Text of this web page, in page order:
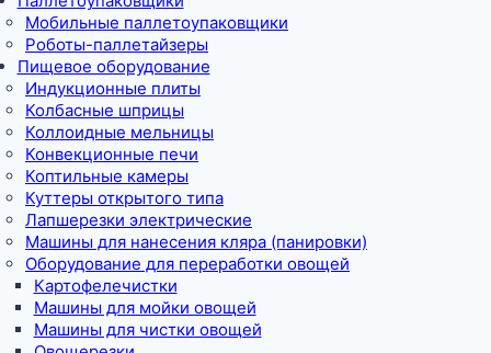
Мобильные паллетоупаковщики
Роботы-паллетайзеры
Пищевое оборудование
Индукционные плиты
Колбасные шприцы
Коллоидные мельницы
Конвекционные печи
Коптильные камеры
Куттеры открытого типа
Лапшерезки электрические
Машины для нанесения кляра (панировки)
Оборудование для переработки овощей
Картофелечистки
Машины для мойки овощей
Машины для чистки овощей